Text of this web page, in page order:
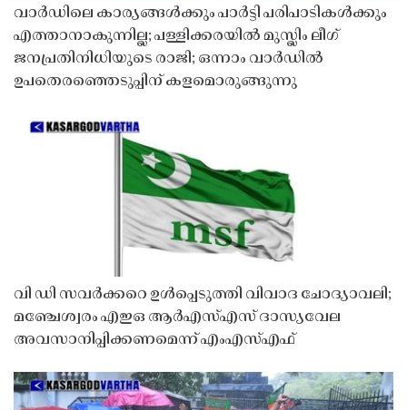
വാർഡിലെ കാര്യങ്ങൾക്കും പാർട്ടി പരിപാടികൾക്കും
എത്താനാകുന്നില്ല; പള്ളിക്കരയിൽ മുസ്ലിം ലീഗ്
ജനപ്രതിനിധിയുടെ രാജി; ഒന്നാം വാർഡിൽ
ഉപതെരഞ്ഞെടുപ്പിന് കളമൊരുങ്ങുന്നു
വി ഡി സവർക്കറെ ഉൾപ്പെടുത്തി വിവാദ ചോദ്യാവലി;
മഞ്ചേശ്വരം എഇഒ ആർഎസ്എസ് ദാസ്യവേല
അവസാനിപ്പിക്കണമെന്ന് എംഎസ്എഫ്